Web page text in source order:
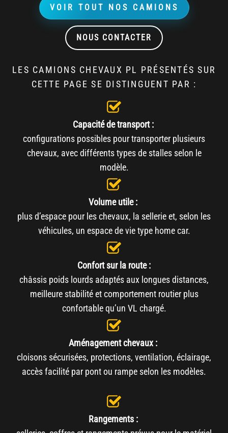
VOIR TOUT NOS CAMIONS
NOUS CONTACTER
LES CAMIONS CHEVAUX PL PRÉSENTÉS SUR
CETTE PAGE SE DISTINGUENT PAR :
Capacité de transport :
configurations possibles pour transporter plusieurs
chevaux, avec différents types de stalles selon le
modèle.
Volume utile :
plus d’espace pour les chevaux, la sellerie et, selon les
véhicules, un espace de vie type home car.
Confort sur la route :
châssis poids lourds adaptés aux longues distances,
meilleure stabilité et comportement routier plus
confortable qu’un VL chargé.
Aménagement chevaux :
cloisons sécurisées, protections, ventilation, éclairage,
accès facilité par pont ou rampe selon les modèles.
Rangements :